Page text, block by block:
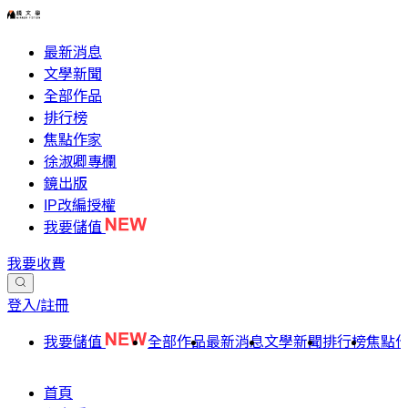
最新消息
文學新聞
全部作品
排行榜
焦點作家
徐淑卿專欄
鏡出版
IP改編授權
我要儲值
我要收費
登入/註冊
我要儲值 全部作品最新消息文學新聞排行榜焦點
首頁